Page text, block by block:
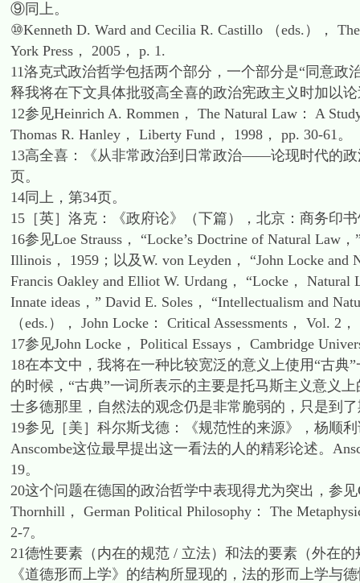
⑨同上。
⑩Kenneth D. Ward and Cecilia R. Castillo （eds.），
York Press， 2005， p. 1.
11洛克式政治哲学包括两个部分，一个部分是“同意政
释我将在下文具体批驳高全喜的政治宪政主义时加以
12参见Heinrich A. Rommen， The Natural Law： A
Thomas R. Hanley， Liberty Fund， 1998， pp. 30-61。
13高全喜：《从非常政治到日常政治——论现时代的政
页。
14同上，第34页。
15［英］洛克：《政府论》（下篇），北京：商务印
16参见Loe Strauss， “Locke’s Doctrine of Natural Law
Illinois， 1959；以及W. von Leyden， “John Locke and
Francis Oakley and Elliot W. Urdang， “Locke，
Innate ideas，” David E. Soles， “Intellectualism and
（eds.）， John Locke： Critical Assessments， Vol. 2
17参见John Locke， Political Essays， Cambridge
18在本文中，我将在一种比较宽泛的意义上使用“古
的时候，“古典”一词所表示的主要是托马斯主义意义
士多德那里，自然法的观念仍是非常脆弱的，只是到
19参见［美］科尔斯戈德：《规范性的来源》，杨顺
Anscombe这位最早提出这一看法的人的精彩论述。
19。
20这个问题在德国的政治哲学中表现得尤为突出，参
Thornhill， German Political Philosophy： The
2-7。
21德性要素（内在的规范 / 立法）和法的要素（外在
《道德形而上学》的结构所显现的，法的形而上学与